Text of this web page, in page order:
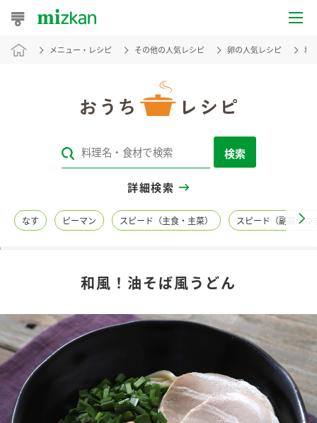
おうちレシピ
レシピカテゴリ一覧
レシピ名特集
商品情報
商品カテゴリ
調味酢
新商品一覧
キャンペーン情報
メニュー・レシピ その他の人気レシピ 卵の人気レシピ 和
検索
詳細検索
なす ピーマン スピード（主食・主菜） スピード（副菜・つ
和風！油そば風うどん